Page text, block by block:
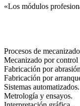
«Los módulos
Procesos de
Mecanizado por control
Fabricación por
Fabricación por
Sistemas automatizados.
Metrología y ensayos.